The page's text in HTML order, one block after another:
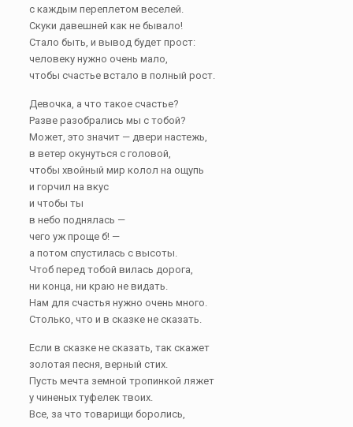
с каждым переплетом веселей.
Скуки давешней как не бывало!
Стало быть, и вывод будет прост:
человеку нужно очень мало,
чтобы счастье встало в полный рост.
Девочка, а что такое счастье?
Разве разобрались мы с тобой?
Может, это значит — двери настежь,
в ветер окунуться с головой,
чтобы хвойный мир колол на ощупь
и горчил на вкус
и чтобы ты
в небо поднялась —
чего уж проще б! —
а потом спустилась с высоты.
Чтоб перед тобой вилась дорога,
ни конца, ни краю не видать.
Нам для счастья нужно очень много.
Столько, что и в сказке не сказать.
Если в сказке не сказать, так скажет
золотая песня, верный стих.
Пусть мечта земной тропинкой ляжет
у чиненых туфелек твоих.
Все, за что товарищи боролись,